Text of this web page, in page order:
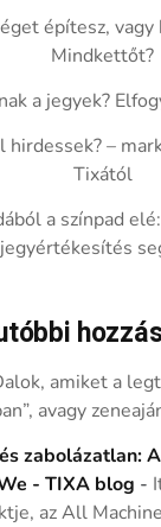
építesz, vagy
Mindkettőt?
a jegyek?
hirdessek? –
Tixától
a színpad
jegyértékesítés
amiket a
avagy
zabolázatlan:
- TIXA blog -
az All